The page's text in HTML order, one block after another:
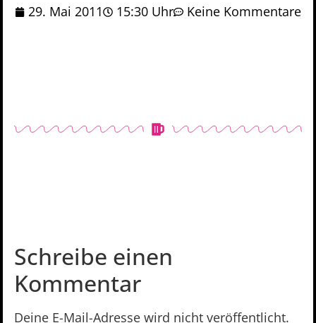
29. Mai 2011 15:30 Uhr Keine Kommentare
Schreibe einen
Kommentar
Deine E-Mail-Adresse wird nicht veröffentlicht.